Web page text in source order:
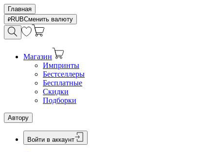
Главная
RUBСменить валюту
Магазин
Импринты
Бестселлеры
Бесплатные
Скидки
Подборки
Автору
Войти в аккаунт